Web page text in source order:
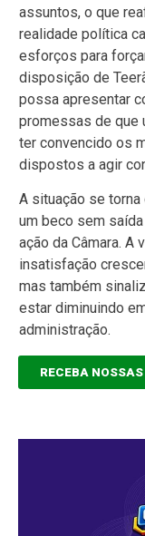
assuntos, o que
realidade política
esforços para
disposição de
possa apresentar
promessas de que
ter convencido os
dispostos a agir
A situação se torna
um beco sem
ação da Câmara. A
insatisfação
mas também
estar diminuindo
administração.
RECEBA